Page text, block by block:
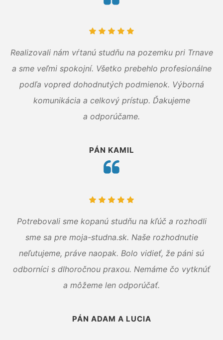
Realizovali nám vŕtanú studňu na pozemku pri Trnave
a sme veľmi spokojní. Všetko prebehlo profesionálne
podľa vopred dohodnutých podmienok. Výborná
komunikácia a celkový prístup. Ďakujeme
a odporúčame.
PÁN KAMIL
Potrebovali sme kopanú studňu na kľúč a rozhodli
sme sa pre moja-studna.sk. Naše rozhodnutie
neľutujeme, práve naopak. Bolo vidieť, že páni sú
odborníci s dlhoročnou praxou. Nemáme čo vytknúť
a môžeme len odporúčať.
PÁN ADAM A LUCIA